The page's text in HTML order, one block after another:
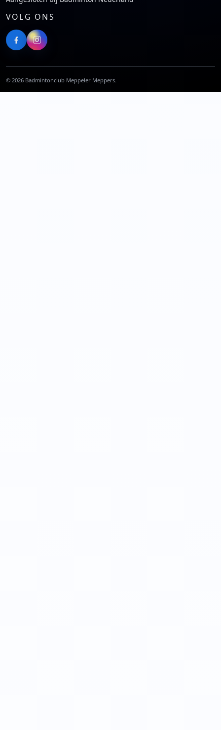
VOLG ONS
© 2026 Badmintonclub Meppeler Meppers.